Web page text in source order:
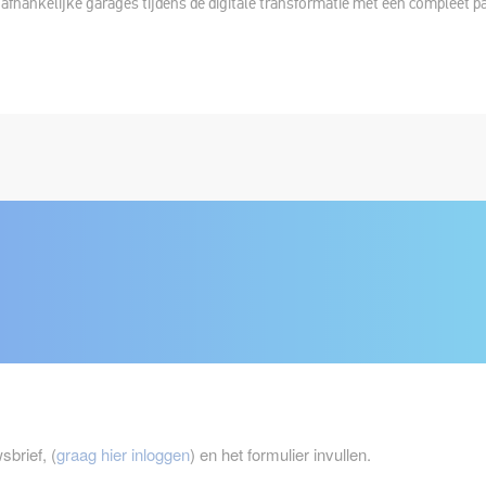
(graag hier inloggen) en het formulier invullen.